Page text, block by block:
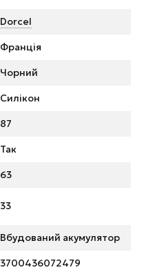
Dorcel
Франція
Чорний
Силікон
87
Так
63
33
Вбудований акумулятор
3700436072479